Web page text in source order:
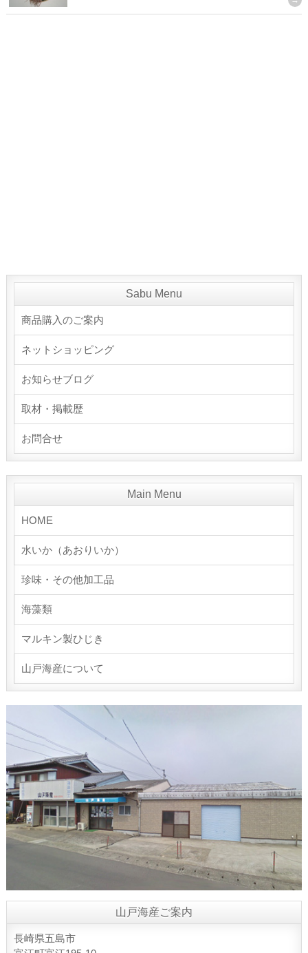
Sabu Menu
商品購入のご案内
ネットショッピング
お知らせブログ
取材・掲載歴
お問合せ
Main Menu
HOME
水いか（あおりいか）
珍味・その他加工品
海藻類
マルキン製ひじき
山戸海産について
山戸海産ご案内
長崎県五島市